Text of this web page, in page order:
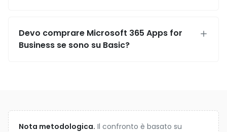
Devo comprare Microsoft 365 Apps for
Business se sono su Basic?
Nota metodologica. Il confronto è basato su